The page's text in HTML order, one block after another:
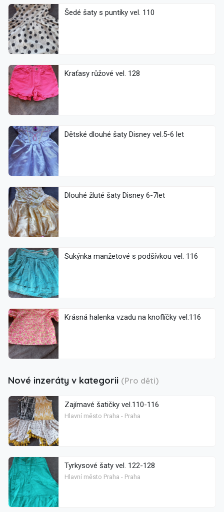
Šedé šaty s puntíky vel. 110
Kraťasy růžové vel. 128
Dětské dlouhé šaty Disney vel.5-6 let
Dlouhé žluté šaty Disney 6-7let
Sukýnka manžetové s podšívkou vel. 116
Krásná halenka vzadu na knoflíčky vel.116
Nové inzeráty v kategorii (Pro děti)
Zajímavé šatičky vel.110-116
Hlavní město Praha - Praha
Tyrkysové šaty vel. 122-128
Hlavní město Praha - Praha